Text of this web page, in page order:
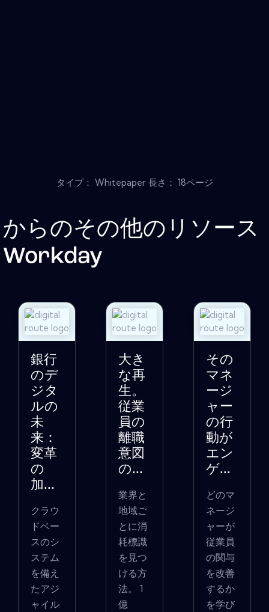
タイプ： Whitepaper 長さ： 18ページ
からのその他のリソース
Workday
銀行
のデ
ジタ
ルの
未
来：
変革
の
加...
クラウ
ドベー
スのシ
ステム
を備え
たアジ
ャイル
大き
な再
生。
従業
員の
離職
意図
の...
業界と
地域ご
とに消
耗標識
を見つ
ける方
法。 1
億
その
マネ
ージ
ャー
の行
動が
エン
ゲ...
どのマ
ネージ
ャーが
従業員
の関与
を改善
するか
を学び